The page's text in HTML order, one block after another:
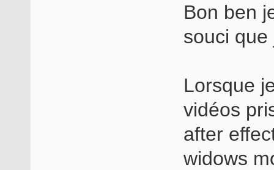
Bon ben
souci que
Lorsque
vidéos
after
widows